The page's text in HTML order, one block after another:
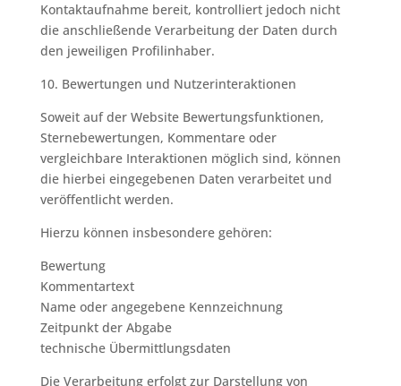
Kontaktaufnahme bereit, kontrolliert jedoch nicht
die anschließende Verarbeitung der Daten durch
den jeweiligen Profilinhaber.
10. Bewertungen und Nutzerinteraktionen
Soweit auf der Website Bewertungsfunktionen,
Sternebewertungen, Kommentare oder
vergleichbare Interaktionen möglich sind, können
die hierbei eingegebenen Daten verarbeitet und
veröffentlicht werden.
Hierzu können insbesondere gehören:
Bewertung
Kommentartext
Name oder angegebene Kennzeichnung
Zeitpunkt der Abgabe
technische Übermittlungsdaten
Die Verarbeitung erfolgt zur Darstellung von